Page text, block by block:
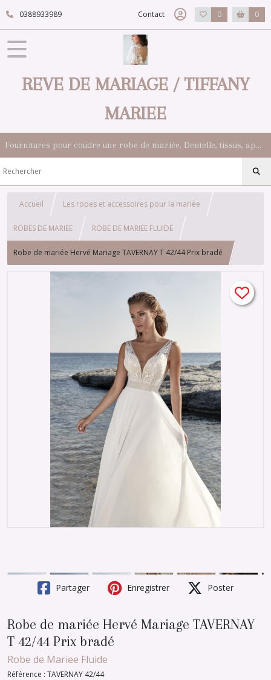
0388933989 Contact 0 0
REVE DE MARIAGE / TIFFANY
MARIEE
Fournitures pour coudre une robe de mariée. Dentelle, tissus, appliqués, galons, boutons. Robes et accessoires pour la mariée.
Accueil Les robes et accessoires pour la mariée
ROBES DE MARIEE ROBE DE MARIEE FLUIDE
Robe de mariée Hervé Mariage TAVERNAY T 42/44 Prix bradé
Partager Enregistrer Poster
Robe de mariée Hervé Mariage TAVERNAY
T 42/44 Prix bradé
Robe de Mariee Fluide
Référence : TAVERNAY 42/44